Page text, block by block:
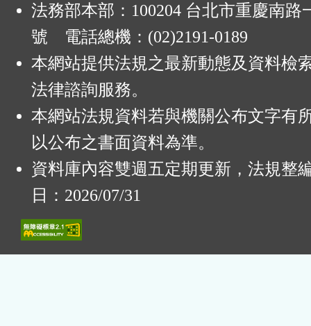
法務部本部：100204 台北市重慶南路
號 電話總機：(02)2191-0189
本網站提供法規之最新動態及資料檢
法律諮詢服務。
本網站法規資料若與機關公布文字有
以公布之書面資料為準。
資料庫內容雙週五定期更新，法規整
日：2026/07/31